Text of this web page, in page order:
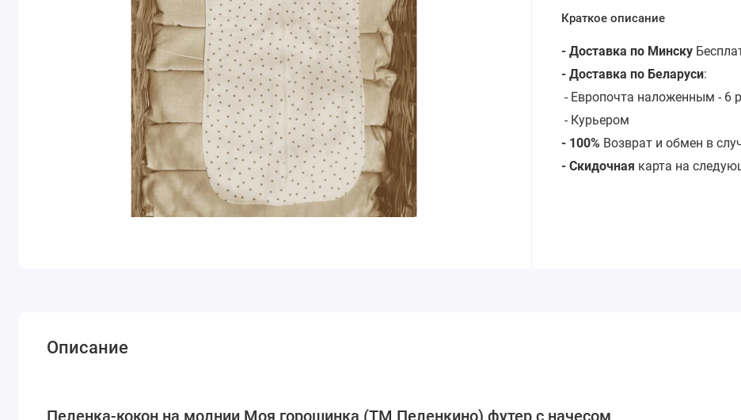
Краткое описание
- Доставка по Минску
- Доставка по Беларуси:
- Европочта наложенным - 6
- Курьером
- 100% Возврат и обмен в
- Скидочная карта на
Описание
Пеленка-кокон на молнии Моя горошинка (ТМ Пеленкино) футер с начесом